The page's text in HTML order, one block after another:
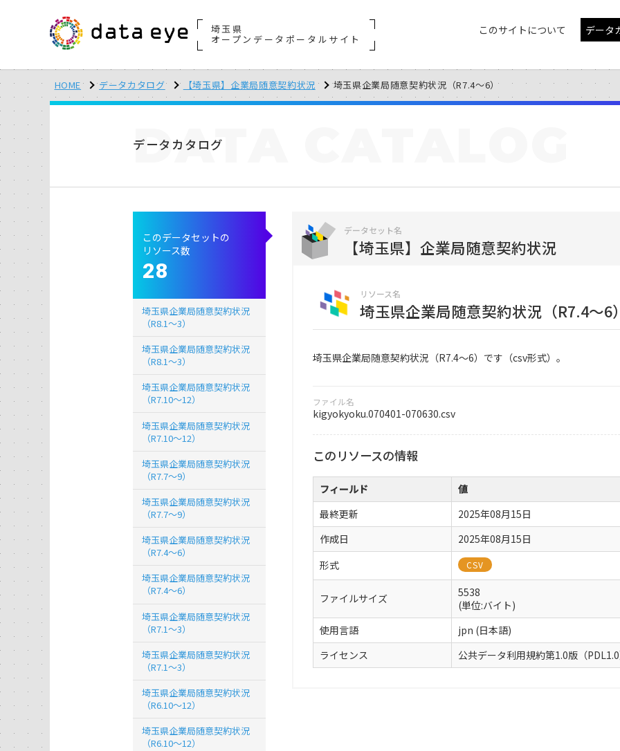
埼玉県
オープンデータポータルサイト
このサイトについて データ
HOME データカタログ 【埼玉県】企業局随意契約状況 埼玉県企業局随意契約状況（R7.4～6）
データカタログ
DATA
データセット名
【埼玉県】企業局随意契約状況
リソース名
埼玉県企業局随意契約状況（R7.4～6
埼玉県企業局随意契約状況（R7.4～6）です（csv形式）。
ファイル名
kigyokyoku.070401-070630.csv
このリソースの情報
フィールド
値
最終更新
2025年08月15日
作成日
2025年08月15日
形式
CSV
ファイルサイズ
5538
(単位:バイト)
使用言語
jpn (日本語)
ライセンス
公共データ利用規約第1.0版（
このデータセットの
リソース数
28
埼玉県企業局随意契約状況
（R8.1～3）
埼玉県企業局随意契約状況
（R8.1～3）
埼玉県企業局随意契約状況
（R7.10～12）
埼玉県企業局随意契約状況
（R7.10～12）
埼玉県企業局随意契約状況
（R7.7～9）
埼玉県企業局随意契約状況
（R7.7～9）
埼玉県企業局随意契約状況
（R7.4～6）
埼玉県企業局随意契約状況
（R7.4～6）
埼玉県企業局随意契約状況
（R7.1～3）
埼玉県企業局随意契約状況
（R7.1～3）
埼玉県企業局随意契約状況
（R6.10～12）
埼玉県企業局随意契約状況
（R6.10～12）